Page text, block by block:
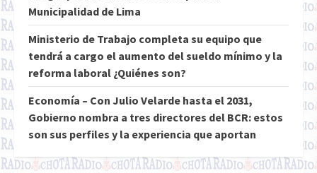
Municipalidad de Lima
Ministerio de Trabajo completa su equipo que
tendrá a cargo el aumento del sueldo mínimo y la
reforma laboral ¿Quiénes son?
Economía – Con Julio Velarde hasta el 2031,
Gobierno nombra a tres directores del BCR: estos
son sus perfiles y la experiencia que aportan